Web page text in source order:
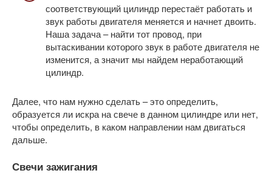
соответствующий цилиндр перестаёт работать и
звук работы двигателя меняется и начнет двоить.
Наша задача – найти тот провод, при
вытаскивании которого звук в работе двигателя не
изменится, а значит мы найдем неработающий
цилиндр.
Далее, что нам нужно сделать – это определить,
образуется ли искра на свече в данном цилиндре или нет,
чтобы определить, в каком направлении нам двигаться
дальше.
Свечи зажигания